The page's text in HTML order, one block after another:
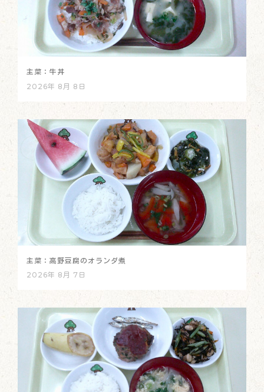
主菜：牛丼
2026年 8月 8日
主菜：高野豆腐のオランダ煮
2026年 8月 7日